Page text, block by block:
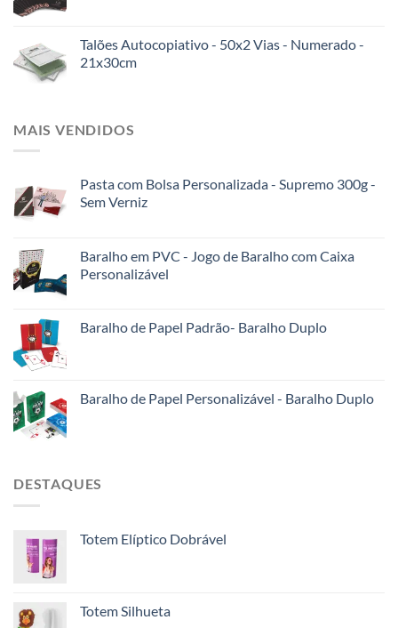
Talões Autocopiativo - 50x2 Vias - Numerado -
21x30cm
MAIS VENDIDOS
Pasta com Bolsa Personalizada - Supremo 300g -
Sem Verniz
Baralho em PVC - Jogo de Baralho com Caixa
Personalizável
Baralho de Papel Padrão- Baralho Duplo
Baralho de Papel Personalizável - Baralho Duplo
DESTAQUES
Totem Elíptico Dobrável
Totem Silhueta